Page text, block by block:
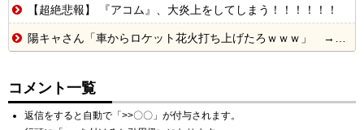
【超絶悲報】 『アコム』、大炎上をしてしまう！！！！！！
陽キャさん「車からロケット花火打ち上げたろｗｗｗ」 → サンルーフが閉まっていて無事車内に発射
コメント一覧
返信をすると自動で「>>〇〇」が付与されます。